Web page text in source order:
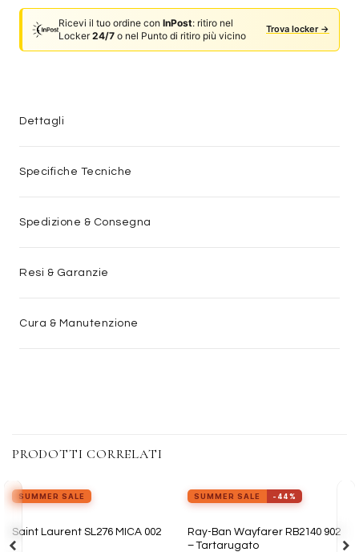
Ricevi il tuo ordine conInPost: ritiro nel
Locker24/7 o nel Punto di ritiro più vicino
Trova locker →
Dettagli
Specifiche Tecniche
Spedizione & Consegna
Resi & Garanzie
Cura & Manutenzione
PRODOTTI CORRELATI
Aggiungi
alla lista
SUMMER SALE
Saint Laurent SL276 MICA 002
Aggiungi
alla lista
view_in_arProvalo ora
SUMMER SALE -44%
Ray-Ban Wayfarer RB2140 902
– Tartarugato